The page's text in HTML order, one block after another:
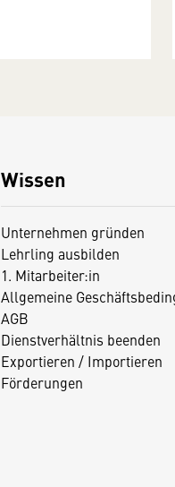
Wissen
Unternehmen gründen
Lehrling ausbilden
1. Mitarbeiter:in
Allgemeine
AGB
Dienstverhältnis beenden
Exportieren / Importieren
Förderungen